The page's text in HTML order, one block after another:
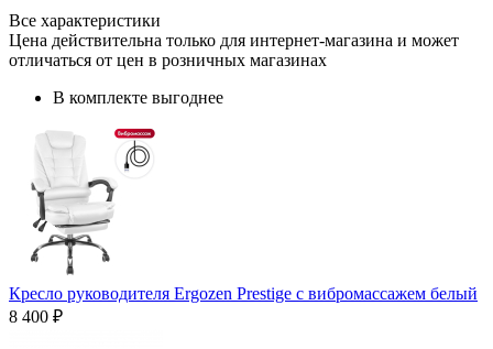
Все характеристики
Цена действительна только для интернет-магазина и может
отличаться от цен в розничных магазинах
В комплекте выгоднее
Кресло руководителя Ergozen Prestige с вибромассажем белый
8 400 ₽